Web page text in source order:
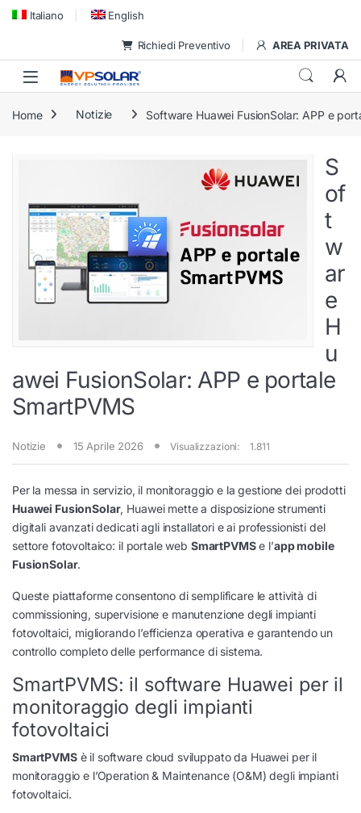
Skip to navigation
Skip to content
Italiano English
Richiedi Preventivo AREA PRIVATA
Home Notizie Software Huawei FusionSolar: APP e
S
of
t
w
ar
e
H
u
awei FusionSolar: APP e portale
SmartPVMS
Notizie 15 Aprile 2026 Visualizzazioni: 1.811
Per la messa in servizio, il monitoraggio e la gestione dei prodotti
Huawei FusionSolar, Huawei mette a disposizione strumenti
digitali avanzati dedicati agli installatori e ai professionisti del
settore fotovoltaico: il portale web SmartPVMSe l’app mobile
FusionSolar.
Queste piattaforme consentono di semplificare le attività di
commissioning, supervisione e manutenzione degli impianti
fotovoltaici, migliorando l’efficienza operativa e garantendo un
controllo completo delle performance di sistema.
SmartPVMS: il software Huawei per il
monitoraggio degli impianti
fotovoltaici
SmartPVMSè il software cloud sviluppato da Huawei per il
monitoraggio e l’Operation & Maintenance (O&M) degli impianti
fotovoltaici.